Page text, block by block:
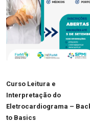
Curso Leitura e
Interpretação do
Eletrocardiograma –
to Basics